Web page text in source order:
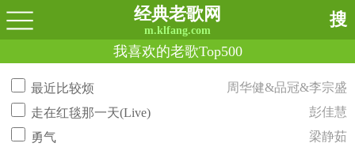
经典老歌网
m.klfang.com
搜
我喜欢的老歌Top500
最近比较烦
周华健&品冠&李宗盛
走在红毯那一天(Live)
彭佳慧
勇气
梁静茹